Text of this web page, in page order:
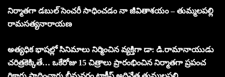
నిర్మాతగా డబుల్ సెంచరీ సాధించడం నా జీవితాశయం – తుమ్మలపల్లి
రామసత్యనారాయణ
అత్యధిక భాషల్లో సినిమాలు నిర్మించిన వ్యక్తిగా డా: డి.రామానాయుడు
చరిత్రకెక్కితే… ఒకేరోజు 15 చిత్రాలు ప్రారంభించిన నిర్మాతగా ప్రపంచ